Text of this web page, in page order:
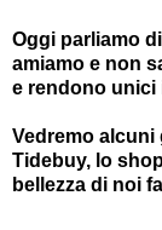
Oggi parliamo
amiamo e non
e rendono unici
Vedremo
Tidebuy, lo
bellezza di noi